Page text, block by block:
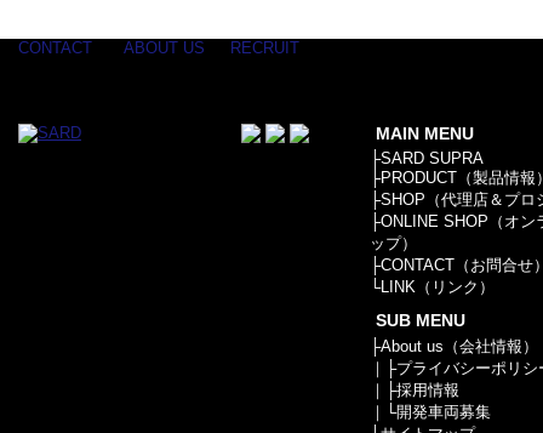
CONTACT ABOUT US RECRUIT
MAIN MENU
├SARD SUPRA
├PRODUCT（製品情報
├SHOP（代理店＆プロ
├ONLINE SHOP（オン
ップ）
├CONTACT（お問合せ
└LINK（リンク）
SUB MENU
├About us（会社情報）
｜├プライバシーポリシ
｜├採用情報
｜└開発車両募集